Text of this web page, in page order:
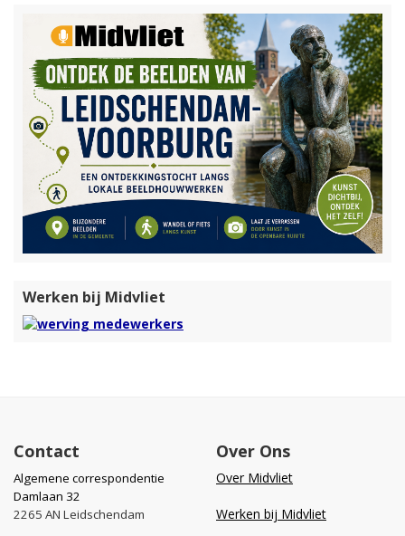
Werken bij Midvliet
Contact
Algemene correspondentie
Damlaan 32
2265 AN Leidschendam
Over Ons
Over Midvliet
Werken bij Midvliet